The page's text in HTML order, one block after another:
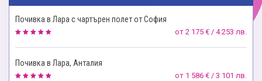
Почивка в Лара с чартърен полет от София
от 2 175 € / 4 253 лв.
Почивка в Лара, Анталия
от 1 586 € / 3 101 лв.